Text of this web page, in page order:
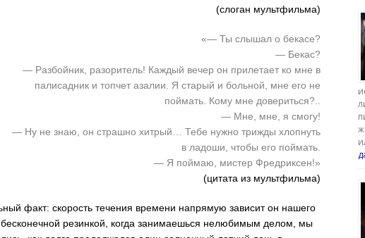
(слоган мультфильма)
«— Ты слышал о бекасе?
— Бекас?
— Разбойник, разоритель! Каждый вечер он прилетает ко мне в
палисадник и топчет азалии. Я старый и больной, мне его не
поймать. Кому мне довериться?..
— Мне, мне, я смогу!
— Ну не знаю, он страшно хитрый… Тебе нужно трижды хлопнуть
в ладоши, чтобы его поймать.
— Я поймаю, мистер Фредриксен!»
(цитата из мультфильма)
факт: скорость течения времени напрямую зависит он нашего
бесконечной резинкой, когда занимаешься нелюбимым делом, мы